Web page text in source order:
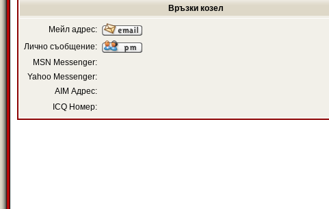
Връзки козел
Мейл адрес:
Лично съобщение:
MSN Messenger:
Yahoo Messenger:
AIM Адрес:
ICQ Номер: